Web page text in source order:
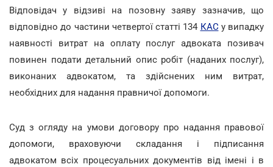
Відповідач у відзиві на позовну заяву зазначив, що
відповідно до частини четвертої статті 134 КАС у випадку
наявності витрат на оплату послуг адвоката позивач
повинен подати детальний опис робіт (наданих послуг),
виконаних адвокатом, та здійснених ним витрат,
необхідних для надання правничої допомоги.
Суд з огляду на умови договору про надання правової
допомоги, враховуючи складання і підписання
адвокатом всіх процесуальних документів від імені і в